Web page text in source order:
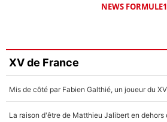
NEWS FORMULE1
XV de France